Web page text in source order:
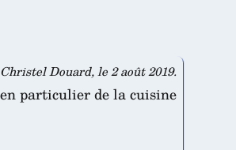
Douard, le 2 août 2019.
particulier de la cuisine